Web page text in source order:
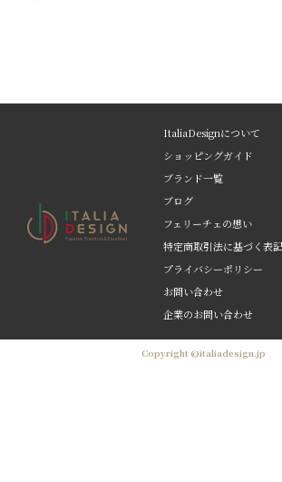
ItaliaDesignについて
ショッピングガイド
ブランド一覧
ブログ
フェリーチェの想い
特定商取引法に基づく表記
プライバシーポリシー
お問い合わせ
企業のお問い合わせ
Copyright ©italiadesign.jp